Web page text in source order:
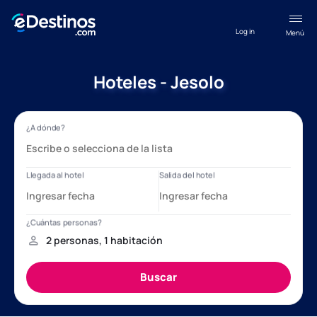
Menú
Log in
Hoteles - Jesolo